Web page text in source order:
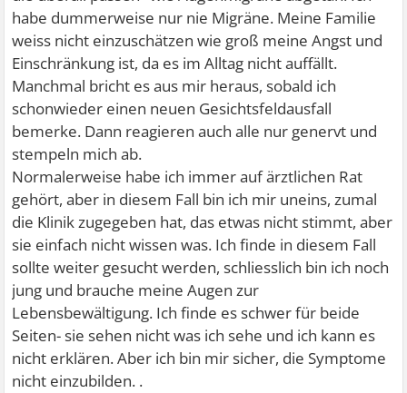
habe dummerweise nur nie Migräne. Meine Familie
weiss nicht einzuschätzen wie groß meine Angst und
Einschränkung ist, da es im Alltag nicht auffällt.
Manchmal bricht es aus mir heraus, sobald ich
schonwieder einen neuen Gesichtsfeldausfall
bemerke. Dann reagieren auch alle nur genervt und
stempeln mich ab.
Normalerweise habe ich immer auf ärztlichen Rat
gehört, aber in diesem Fall bin ich mir uneins, zumal
die Klinik zugegeben hat, das etwas nicht stimmt, aber
sie einfach nicht wissen was. Ich finde in diesem Fall
sollte weiter gesucht werden, schliesslich bin ich noch
jung und brauche meine Augen zur
Lebensbewältigung. Ich finde es schwer für beide
Seiten- sie sehen nicht was ich sehe und ich kann es
nicht erklären. Aber ich bin mir sicher, die Symptome
nicht einzubilden. .